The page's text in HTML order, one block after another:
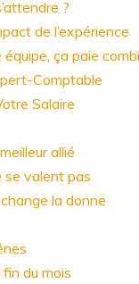
?
de l’expérience
ça paie
Comptable
Salaire
allié
se valent pas
la donne
du mois